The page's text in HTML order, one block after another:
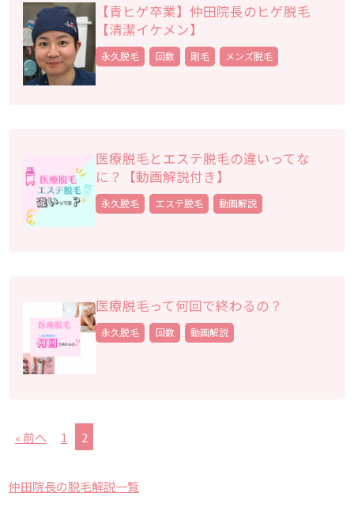
【青ヒゲ卒業】仲田院長のヒゲ脱毛
【清潔イケメン】
永久脱毛 回数 剛毛 メンズ脱毛
医療脱毛とエステ脱毛の違いってな
に？【動画解説付き】
永久脱毛 エステ脱毛 動画解説
医療脱毛って何回で終わるの？
永久脱毛 回数 動画解説
« 前へ 1 2
仲田院長の脱毛解説一覧